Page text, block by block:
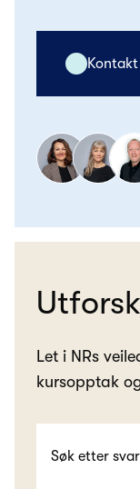
Kontakt
Let i NRs
kursopptak